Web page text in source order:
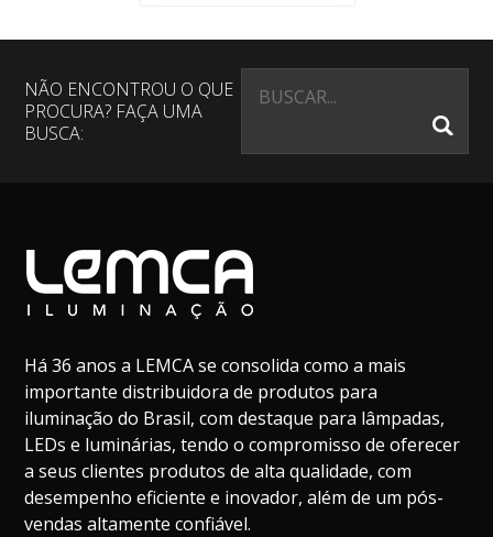
NÃO ENCONTROU O QUE
PROCURA? FAÇA UMA
BUSCA:
Há 36 anos a LEMCA se consolida como a mais
importante distribuidora de produtos para
iluminação do Brasil, com destaque para lâmpadas,
LEDs e luminárias, tendo o compromisso de oferecer
a seus clientes produtos de alta qualidade, com
desempenho eficiente e inovador, além de um pós-
vendas altamente confiável.